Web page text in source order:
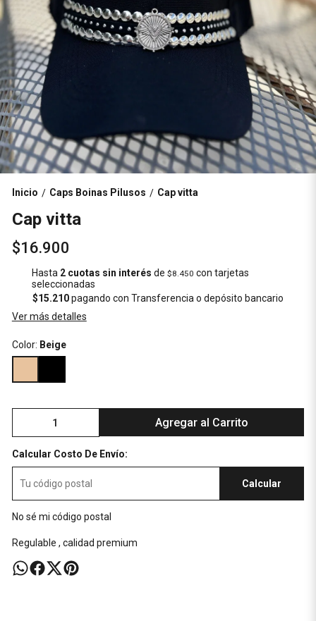
Inicio / Caps Boinas Pilusos / Cap vitta
Cap vitta
$16.900
Hasta 2 cuotas sin interés de $8.450 con tarjetas
seleccionadas
$15.210pagando con Transferencia o depósito bancario
Ver más detalles
Color: Beige
Agregar al Carrito
Calcular Costo De Envío:
Calcular
No sé mi código postal
Regulable , calidad premium